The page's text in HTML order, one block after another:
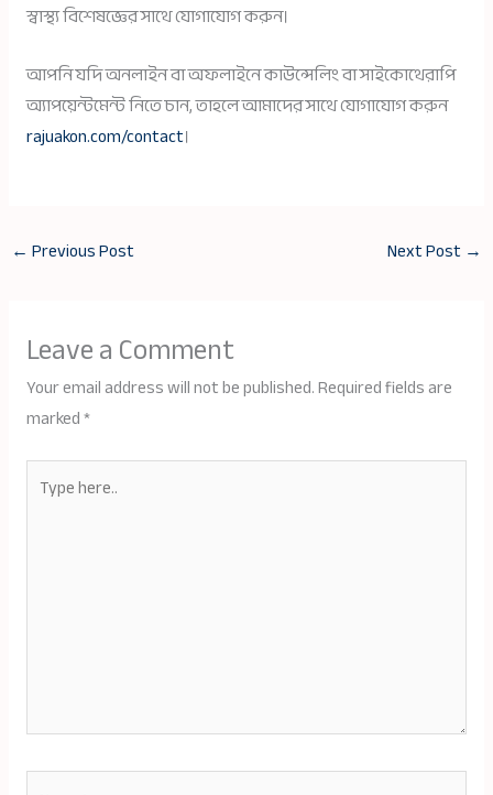
স্বাস্থ্য বিশেষজ্ঞের সাথে যোগাযোগ করুন।
আপনি যদি অনলাইন বা অফলাইনে কাউন্সেলিং বা সাইকোথেরাপি
অ্যাপয়েন্টমেন্ট নিতে চান, তাহলে আমাদের সাথে যোগাযোগ করুন
rajuakon.com/contact।
← Previous Post Next Post →
Leave a Comment
Your email address will not be published.Required fields are
marked*
Type
here..